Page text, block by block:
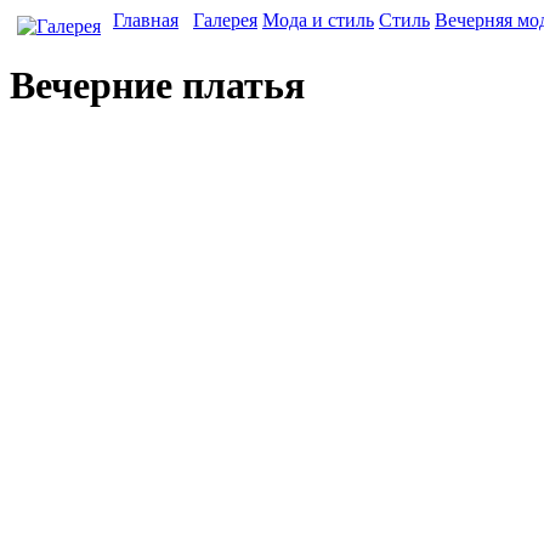
Главная Галерея Мода и стиль Стиль Вечерняя
Вечерние платья